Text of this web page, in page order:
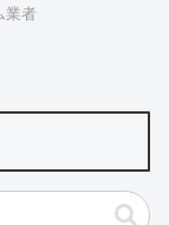
業者